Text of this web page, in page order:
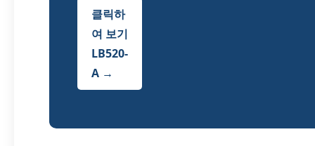
클릭하
여 보기
LB520-
A →